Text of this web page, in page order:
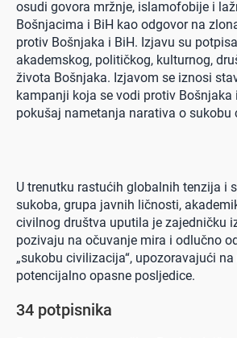
osudi govora mržnje, islamofobije i
Bošnjacima i BiH kao odgovor na
protiv Bošnjaka i BiH. Izjavu su
akademskog, političkog, kulturnog,
života Bošnjaka. Izjavom se iznosi
kampanji koja se vodi protiv Bošnjaka
pokušaj nametanja narativa o sukobu
U trenutku rastućih globalnih tenzija i
sukoba, grupa javnih ličnosti,
civilnog društva uputila je zajedničku
pozivaju na očuvanje mira i odlučno
„sukobu civilizacija“, upozoravajući
potencijalno opasne posljedice.
34 potpisnika